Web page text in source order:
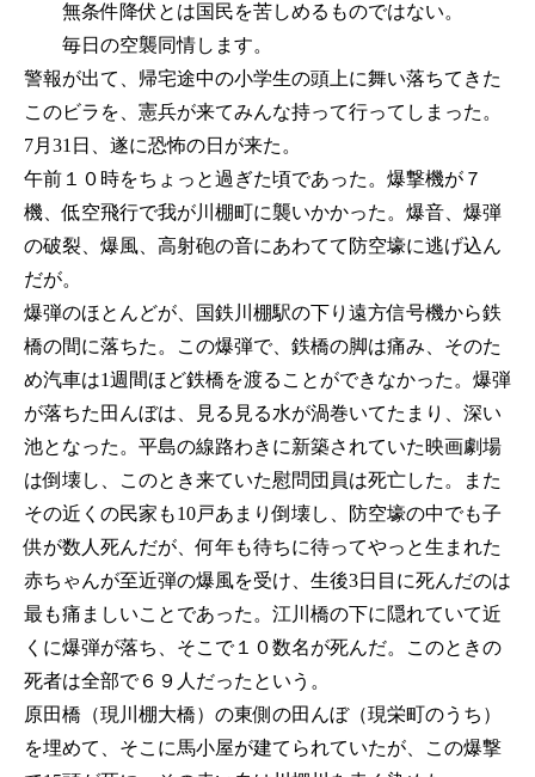
無条件降伏とは国民を苦しめるものではない。
毎日の空襲同情します。
警報が出て、帰宅途中の小学生の頭上に舞い落ちてきた
このビラを、憲兵が来てみんな持って行ってしまった。
7月31日、遂に恐怖の日が来た。
午前１０時をちょっと過ぎた頃であった。爆撃機が７
機、低空飛行で我が川棚町に襲いかかった。爆音、爆弾
の破裂、爆風、高射砲の音にあわてて防空壕に逃げ込ん
だが。
爆弾のほとんどが、国鉄川棚駅の下り遠方信号機から鉄
橋の間に落ちた。この爆弾で、鉄橋の脚は痛み、そのた
め汽車は1週間ほど鉄橋を渡ることができなかった。爆弾
が落ちた田んぼは、見る見る水が渦巻いてたまり、深い
池となった。平島の線路わきに新築されていた映画劇場
は倒壊し、このとき来ていた慰問団員は死亡した。また
その近くの民家も10戸あまり倒壊し、防空壕の中でも子
供が数人死んだが、何年も待ちに待ってやっと生まれた
赤ちゃんが至近弾の爆風を受け、生後3日目に死んだのは
最も痛ましいことであった。江川橋の下に隠れていて近
くに爆弾が落ち、そこで１０数名が死んだ。このときの
死者は全部で６９人だったという。
原田橋（現川棚大橋）の東側の田んぼ（現栄町のうち）
を埋めて、そこに馬小屋が建てられていたが、この爆撃